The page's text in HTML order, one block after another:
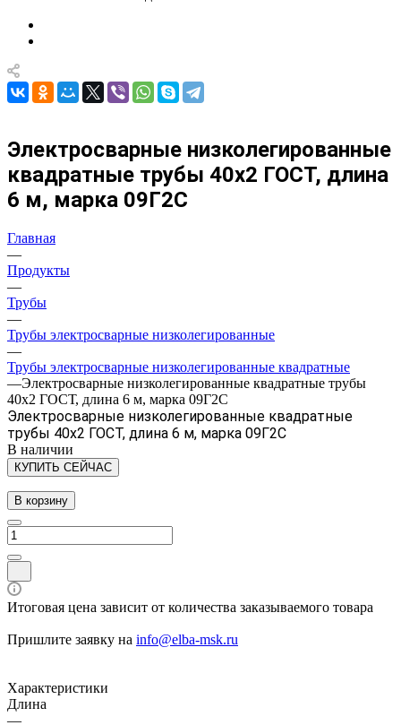
Электросварные низколегированные
квадратные трубы 40х2 ГОСТ, длина
6 м, марка 09Г2С
Главная
—
Продукты
—
Трубы
—
Трубы электросварные низколегированные
—
Трубы электросварные низколегированные квадратные
—Электросварные низколегированные квадратные трубы
40х2 ГОСТ, длина 6 м, марка 09Г2С
Электросварные низколегированные квадратные
трубы 40х2 ГОСТ, длина 6 м, марка 09Г2С
В наличии
КУПИТЬ СЕЙЧАС
В корзину
Итоговая цена зависит от количества заказываемого товара
Пришлите заявку на info@elba-msk.ru
Характеристики
Длина
—